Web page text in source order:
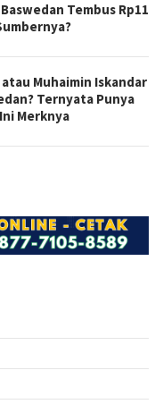
Tembus Rp11
Muhaimin Iskandar
Ternyata Punya
Merknya